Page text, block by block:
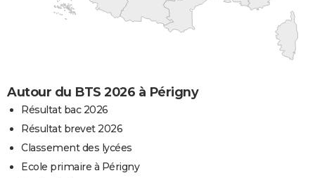
Autour du BTS 2026 à Périgny
Résultat bac 2026
Résultat brevet 2026
Classement des lycées
Ecole primaire à Périgny